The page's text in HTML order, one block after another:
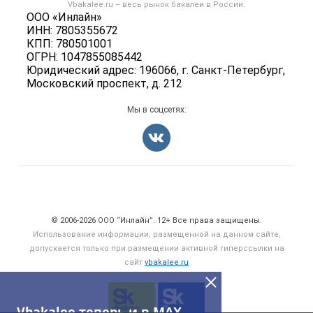
Vbakalee.ru – весь рынок бакалеи в России.
ООО «Инлайн»
ИНН: 7805355672
КПП: 780501001
ОГРН: 1047855085442
Юридический адрес: 196066, г. Санкт-Петербург,
Московский проспект, д. 212
Политика обработки персональных данных
Добавить объявление
Мы в соцсетях:
© 2006‑2026 ООО “Инлайн”. 12+ Все права защищены.
Использование информации, размещенной на данном сайте,
допускается только при размещении активной гиперссылки на
сайт vbakalee.ru